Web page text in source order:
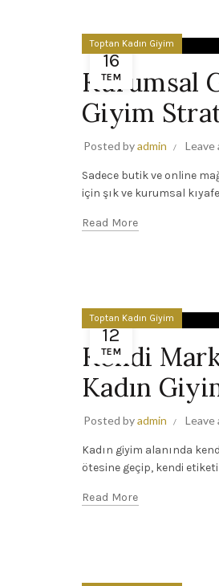
16
TEM
Toptan Kadın Giyim
Kurumsal
Giyim
Posted byadmin Leave
Sadece butik ve online
için şık ve kurumsal
Read More
12
TEM
Toptan Kadın Giyim
Kendi
Kadın
Posted byadmin Leave
Kadın giyim alanında
ötesine geçip, kendi
Read More